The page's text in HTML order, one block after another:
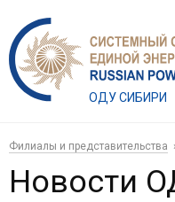
ОДУ СИБИРИ
Филиалы и представительства
Новости